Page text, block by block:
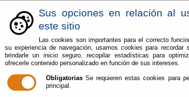
Sus opciones en relación al
este sitio
Las cookies son importantes para el correcto
su experiencia de navegación, usamos cookies para
brindarle un inicio seguro, recopilar estadísticas para
ofrecerle contenido personalizado en función de sus intereses.
Obligatorias Se requieren estas cookies para
principal.
Vive en Berja
en Berja disfruta de sus calles remodeladas
en Berja disfruta de sus calles